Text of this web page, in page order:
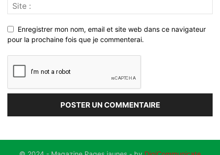
Enregistrer mon nom, email et site web dans ce navigateur
pour la prochaine fois que je commenterai.